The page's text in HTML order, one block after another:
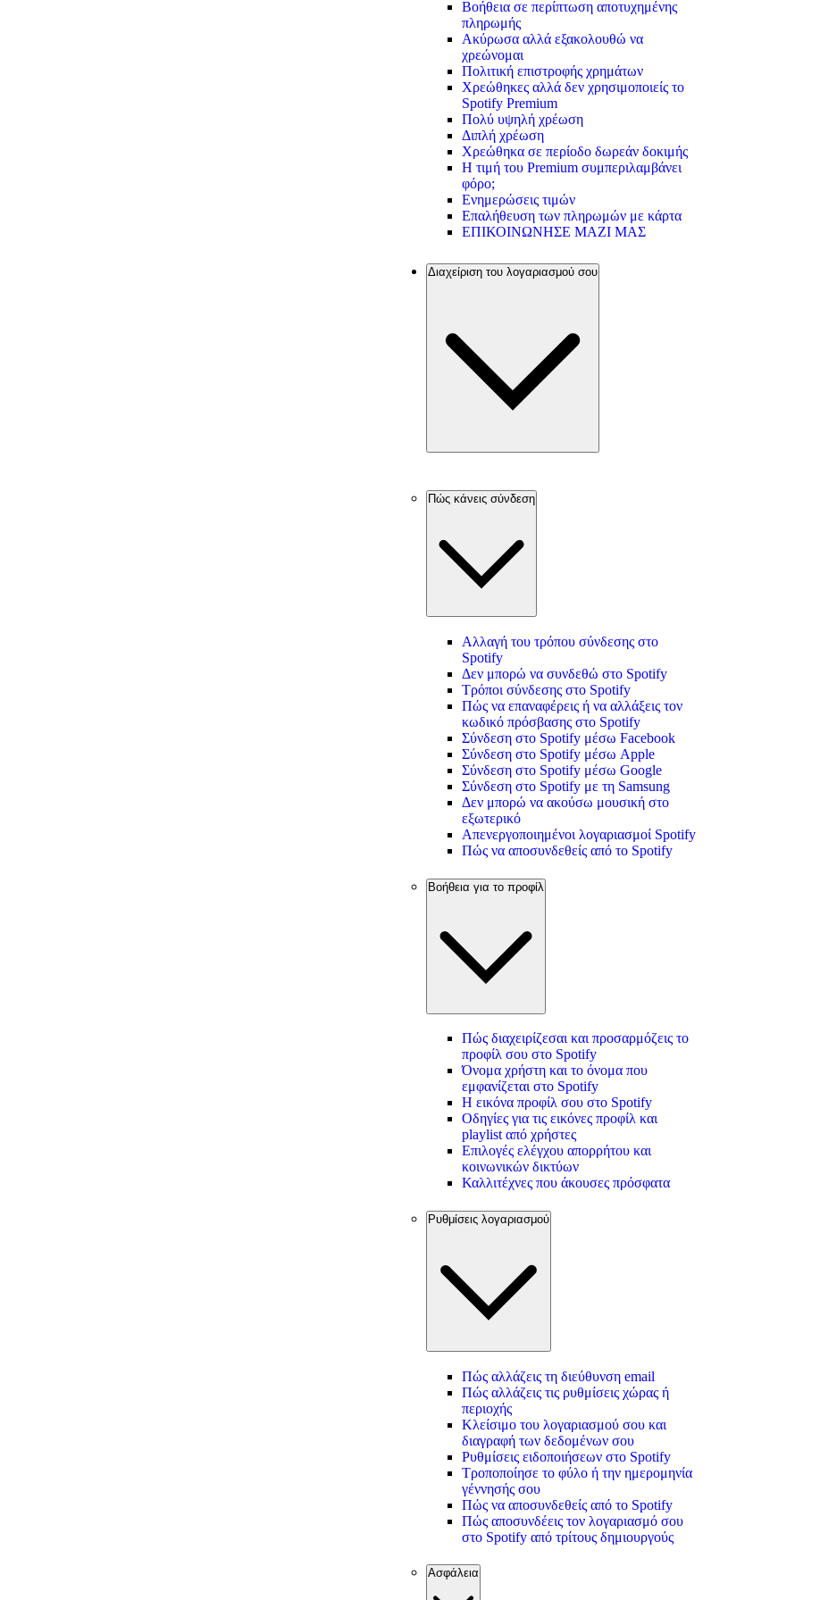
Βοήθεια σε περίπτωση αποτυχημένης
πληρωμής
Ακύρωσα αλλά εξακολουθώ να
χρεώνομαι
Πολιτική επιστροφής χρημάτων
Χρεώθηκες αλλά δεν χρησιμοποιείς το
Spotify Premium
Πολύ υψηλή χρέωση
Διπλή χρέωση
Χρεώθηκα σε περίοδο δωρεάν δοκιμής
Η τιμή του Premium συμπεριλαμβάνει
φόρο;
Ενημερώσεις τιμών
Επαλήθευση των πληρωμών με κάρτα
ΕΠΙΚΟΙΝΩΝΗΣΕ ΜΑΖΙ ΜΑΣ
Διαχείριση του λογαριασμού σου
Πώς κάνεις σύνδεση
Αλλαγή του τρόπου σύνδεσης στο
Spotify
Δεν μπορώ να συνδεθώ στο Spotify
Τρόποι σύνδεσης στο Spotify
Πώς να επαναφέρεις ή να αλλάξεις τον
κωδικό πρόσβασης στο Spotify
Σύνδεση στο Spotify μέσω Facebook
Σύνδεση στο Spotify μέσω Apple
Σύνδεση στο Spotify μέσω Google
Σύνδεση στο Spotify με τη Samsung
Δεν μπορώ να ακούσω μουσική στο
εξωτερικό
Απενεργοποιημένοι λογαριασμοί Spotify
Πώς να αποσυνδεθείς από το Spotify
Βοήθεια για το προφίλ
Πώς διαχειρίζεσαι και προσαρμόζεις το
προφίλ σου στο Spotify
Όνομα χρήστη και το όνομα που
εμφανίζεται στο Spotify
Η εικόνα προφίλ σου στο Spotify
Οδηγίες για τις εικόνες προφίλ και
playlist από χρήστες
Επιλογές ελέγχου απορρήτου και
κοινωνικών δικτύων
Καλλιτέχνες που άκουσες πρόσφατα
Ρυθμίσεις λογαριασμού
Πώς αλλάζεις τη διεύθυνση email
Πώς αλλάζεις τις ρυθμίσεις χώρας ή
περιοχής
Κλείσιμο του λογαριασμού σου και
διαγραφή των δεδομένων σου
Ρυθμίσεις ειδοποιήσεων στο Spotify
Τροποποίησε το φύλο ή την ημερομηνία
γέννησής σου
Πώς να αποσυνδεθείς από το Spotify
Πώς αποσυνδέεις τον λογαριασμό σου
στο Spotify από τρίτους δημιουργούς
Ασφάλεια